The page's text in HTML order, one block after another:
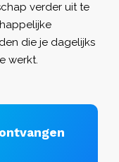
verder uit te
die je dagelijks
werkt.